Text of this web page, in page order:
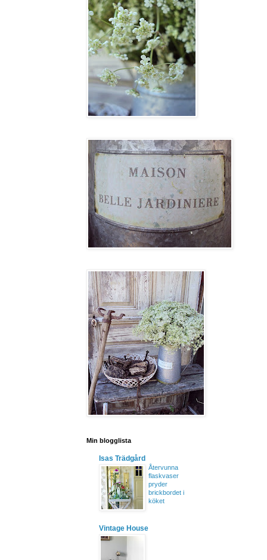
Min blogglista
Isas Trädgård
Återvunna
flaskvaser
pryder
brickbordet i
köket
Vintage House